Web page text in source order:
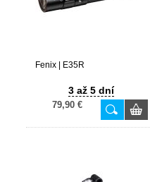
Fenix | E35R
3 až 5 dní
79,90 €